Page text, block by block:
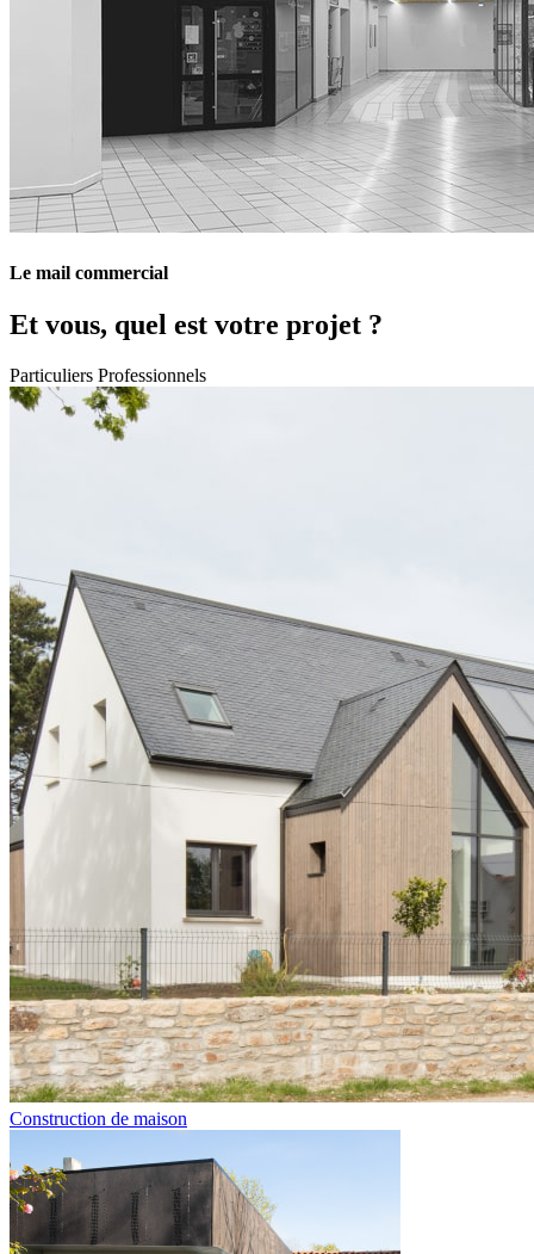
Le mail commercial
Et vous, quel est votre projet ?
Particuliers Professionnels
Construction de maison